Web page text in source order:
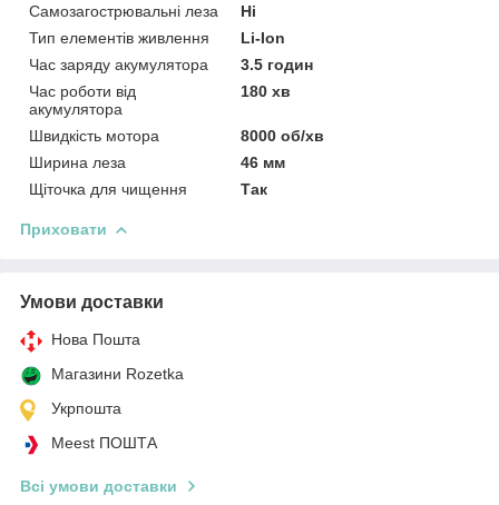
Самозагострювальні леза
Ні
Тип елементів живлення
Li-Ion
Час заряду акумулятора
3.5 годин
Час роботи від
акумулятора
180 хв
Швидкість мотора
8000 об/хв
Ширина леза
46 мм
Щіточка для чищення
Так
Приховати
Умови доставки
Нова Пошта
Магазини Rozetka
Укрпошта
Meest ПОШТА
Всі умови доставки